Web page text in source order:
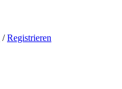
/ Registrieren